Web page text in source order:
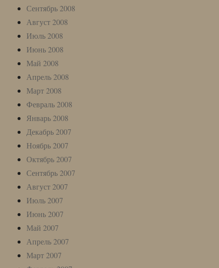
Сентябрь 2008
Август 2008
Июль 2008
Июнь 2008
Май 2008
Апрель 2008
Март 2008
Февраль 2008
Январь 2008
Декабрь 2007
Ноябрь 2007
Октябрь 2007
Сентябрь 2007
Август 2007
Июль 2007
Июнь 2007
Май 2007
Апрель 2007
Март 2007